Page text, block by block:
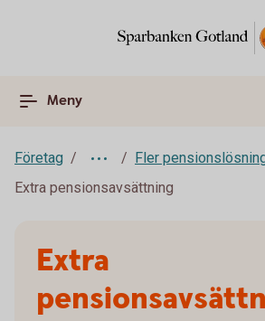
Meny
Företag
Fler
Extra pensionsavsättning
Extra